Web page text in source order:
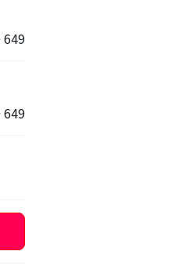
649
649